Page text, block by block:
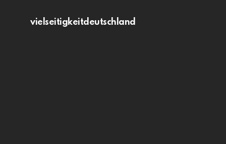
vielseitigkeitdeutschland